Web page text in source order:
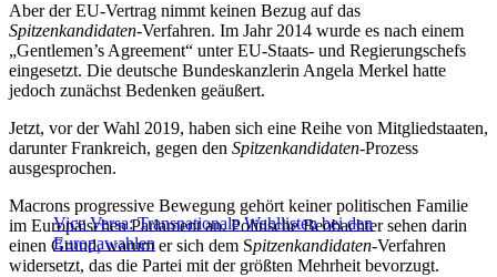
Aber der EU-Vertrag nimmt keinen Bezug auf das
Spitzenkandidaten-Verfahren. Im Jahr 2014 wurde es nach einem
„Gentlemen’s Agreement“ unter EU-Staats- und Regierungschefs
eingesetzt. Die deutsche Bundeskanzlerin Angela Merkel hatte
jedoch zunächst Bedenken geäußert.
Jetzt, vor der Wahl 2019, haben sich eine Reihe von Mitgliedstaaten,
darunter Frankreich, gegen den Spitzenkandidaten-Prozess
ausgesprochen.
Vice Versa: Transnationale Wahllisten bei den
Europawahlen
Macrons progressive Bewegung gehört keiner politischen Familie
im Europäischen Parlament an. Politische Beobachter sehen darin
einen Grund, warum er sich dem Spitzenkandidaten-Verfahren
widersetzt, das die Partei mit der größten Mehrheit bevorzugt.